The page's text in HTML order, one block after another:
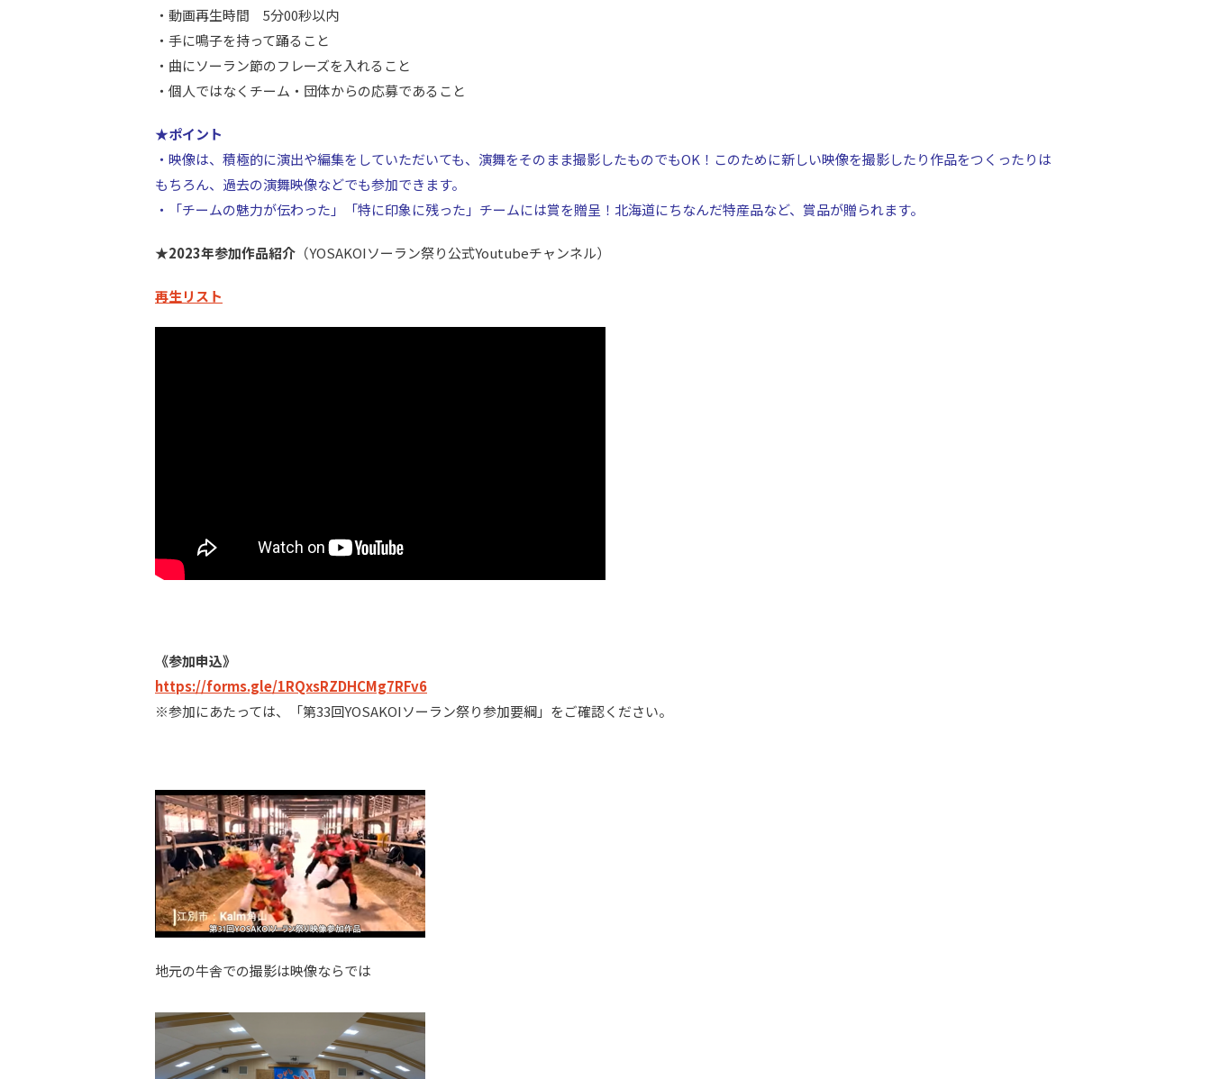
・動画再生時間 5分00秒以内
・手に鳴子を持って踊ること
・曲にソーラン節のフレーズを入れること
・個人ではなくチーム・団体からの応募であること
★ポイント
・映像は、積極的に演出や編集をしていただいても、演舞をそのまま撮影したものでもOK！このために新しい映像を撮影したり作品をつくったりは
もちろん、過去の演舞映像などでも参加できます。
・「チームの魅力が伝わった」「特に印象に残った」チームには賞を贈呈！北海道にちなんだ特産品など、賞品が贈られます。
★2023年参加作品紹介 （YOSAKOIソーラン祭り公式Youtubeチャンネル）
再生リスト
《参加申込》
https://forms.gle/1RQxsRZDHCMg7RFv6
※参加にあたっては、「第33回YOSAKOIソーラン祭り参加要綱」をご確認ください。
地元の牛舎での撮影は映像ならでは